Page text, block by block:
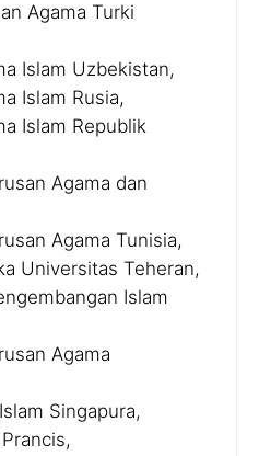
Agama Turki
Islam Uzbekistan,
Islam Rusia,
Islam Republik
Agama dan
Agama Tunisia,
Universitas Teheran,
Islam
Agama
Singapura,